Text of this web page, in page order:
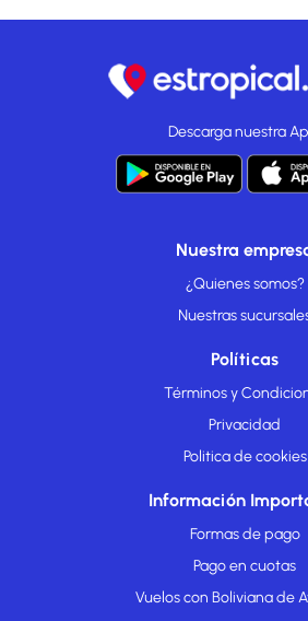
Descarga nuestra
Nuestra
¿Quienes somos?
Nuestras
Políticas
Términos y
Privacidad
Politica de cookies
Información
Formas de pago
Pago en cuotas
Vuelos con Boliviana de